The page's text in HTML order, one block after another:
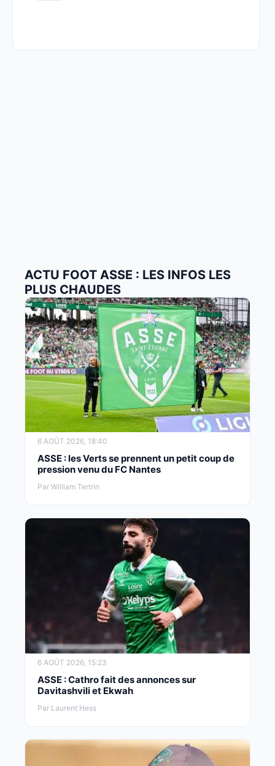
ACTU FOOT ASSE : LES INFOS LES
PLUS CHAUDES
6 AOÛT 2026, 18:40
ASSE : les Verts se prennent un petit coup de
pression venu du FC Nantes
Par William Tertrin
6 AOÛT 2026, 15:23
ASSE : Cathro fait des annonces sur
Davitashvili et Ekwah
Par Laurent Hess